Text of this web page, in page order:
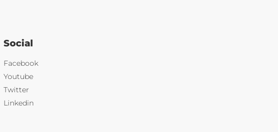
Social
Facebook
Youtube
Twitter
Linkedin